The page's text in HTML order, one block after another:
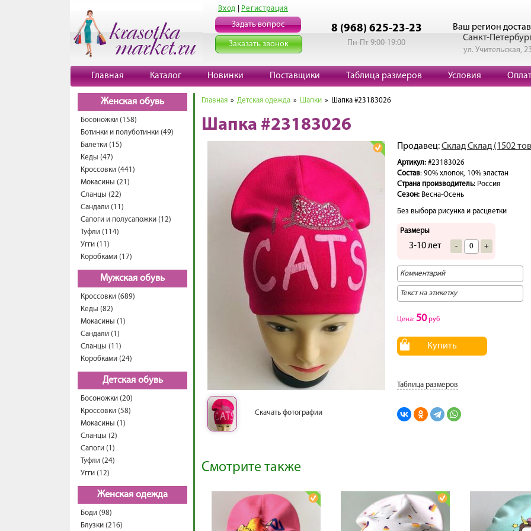
Вход Регистрация
Задать вопрос
Заказать звонок
8 (968) 625-23-23
Пн-Пт 9:00-19:00
Ваш регион
Санкт-
ул. Учительская,
Главная Каталог Новинки Поставщики Таблица размеров Условия
Женская обувь
Босоножки (158)
Ботинки и полуботинки (49)
Балетки (15)
Кеды (47)
Кроссовки (441)
Мокасины (21)
Сланцы (22)
Сандали (11)
Сапоги и полусапожки (12)
Туфли (114)
Угги (11)
Коробками (17)
Мужская обувь
Кроссовки (689)
Кеды (82)
Мокасины (1)
Сандали (1)
Сланцы (11)
Коробками (24)
Детская обувь
Босоножки (20)
Кроссовки (58)
Мокасины (1)
Сланцы (2)
Сапоги (1)
Туфли (24)
Угги (12)
Женская одежда
Боди (98)
Блузки (216)
Главная » Детская одежда » Шапки » Шапка #23183026
Шапка #23183026
Скачать фотографии
Продавец:Склад Склад (1502
Артикул: #23183026
Состав: 90% хлопок, 10% эластан
Страна производитель: Россия
Сезон: Весна-Осень
Без выбора рисунка и расцветки
Размеры
3-10 лет - +
Цена: 50руб
Купить
Таблица размеров
Смотрите также